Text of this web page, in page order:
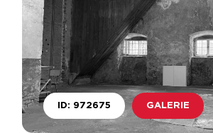
ID: 972675 GALERIE